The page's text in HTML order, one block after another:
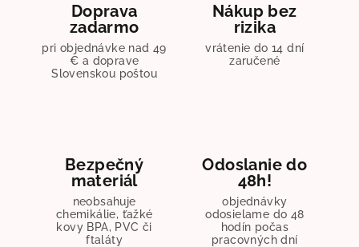
Doprava
zadarmo
pri objednávke nad 49
€ a doprave
Slovenskou poštou
Nákup bez
rizika
vrátenie do 14 dní
zaručené
Bezpečný
materiál
neobsahuje
chemikálie, ťažké
kovy BPA, PVC či
ftaláty
Odoslanie do
48h!
objednávky
odosielame do 48
hodín počas
pracovných dní